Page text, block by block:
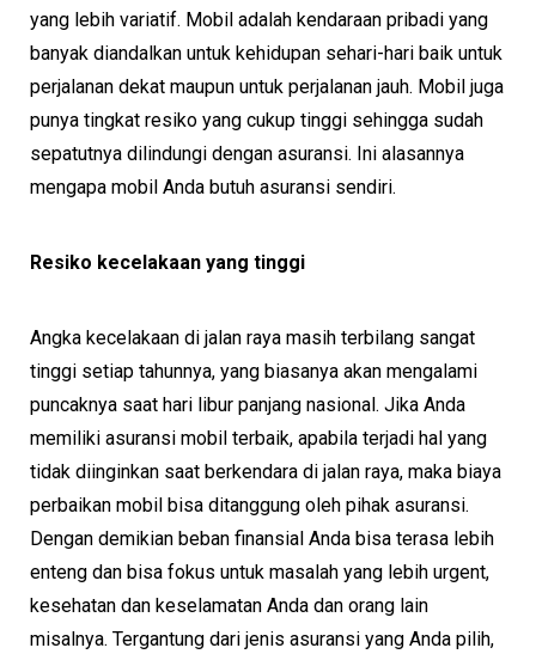
yang lebih variatif. Mobil adalah kendaraan pribadi yang
banyak diandalkan untuk kehidupan sehari-hari baik untuk
perjalanan dekat maupun untuk perjalanan jauh. Mobil juga
punya tingkat resiko yang cukup tinggi sehingga sudah
sepatutnya dilindungi dengan asuransi. Ini alasannya
mengapa mobil Anda butuh asuransi sendiri.
Resiko kecelakaan yang tinggi
Angka kecelakaan di jalan raya masih terbilang sangat
tinggi setiap tahunnya, yang biasanya akan mengalami
puncaknya saat hari libur panjang nasional. Jika Anda
memiliki asuransi mobil terbaik, apabila terjadi hal yang
tidak diinginkan saat berkendara di jalan raya, maka biaya
perbaikan mobil bisa ditanggung oleh pihak asuransi.
Dengan demikian beban finansial Anda bisa terasa lebih
enteng dan bisa fokus untuk masalah yang lebih urgent,
kesehatan dan keselamatan Anda dan orang lain
misalnya. Tergantung dari jenis asuransi yang Anda pilih,